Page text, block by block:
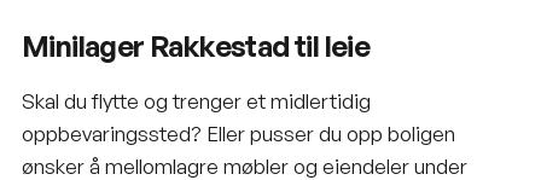
Minilager Rakkestad til leie
Skal du flytte og trenger et midlertidig
oppbevaringssted? Eller pusser du opp boligen
ønsker å mellomlagre møbler og eiendeler under